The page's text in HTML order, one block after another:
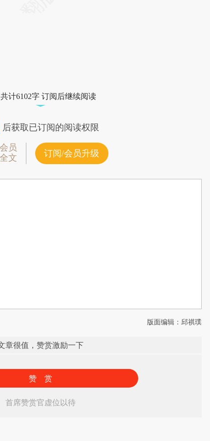
计6102字 订阅后继续阅读
后获取已订阅的阅读权限
员
文
订阅/会员升级
版面编辑：邱祺璞
章很值，赞赏激励一下
赞 赏
首席赞赏官虚位以待